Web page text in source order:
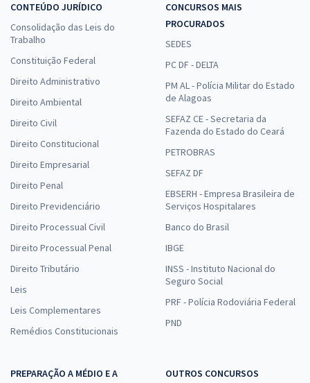
CONTEÚDO JURÍDICO
Consolidação das Leis do
Trabalho
Constituição Federal
Direito Administrativo
Direito Ambiental
Direito Civil
Direito Constitucional
Direito Empresarial
Direito Penal
Direito Previdenciário
Direito Processual Civil
Direito Processual Penal
Direito Tributário
Leis
Leis Complementares
Remédios Constitucionais
CONCURSOS MAIS
PROCURADOS
SEDES
PC DF - DELTA
PM AL - Polícia Militar do Estado
de Alagoas
SEFAZ CE - Secretaria da
Fazenda do Estado do Ceará
PETROBRAS
SEFAZ DF
EBSERH - Empresa Brasileira de
Serviços Hospitalares
Banco do Brasil
IBGE
INSS - Instituto Nacional do
Seguro Social
PRF - Polícia Rodoviária Federal
PND
PREPARAÇÃO A MÉDIO E A
OUTROS CONCURSOS